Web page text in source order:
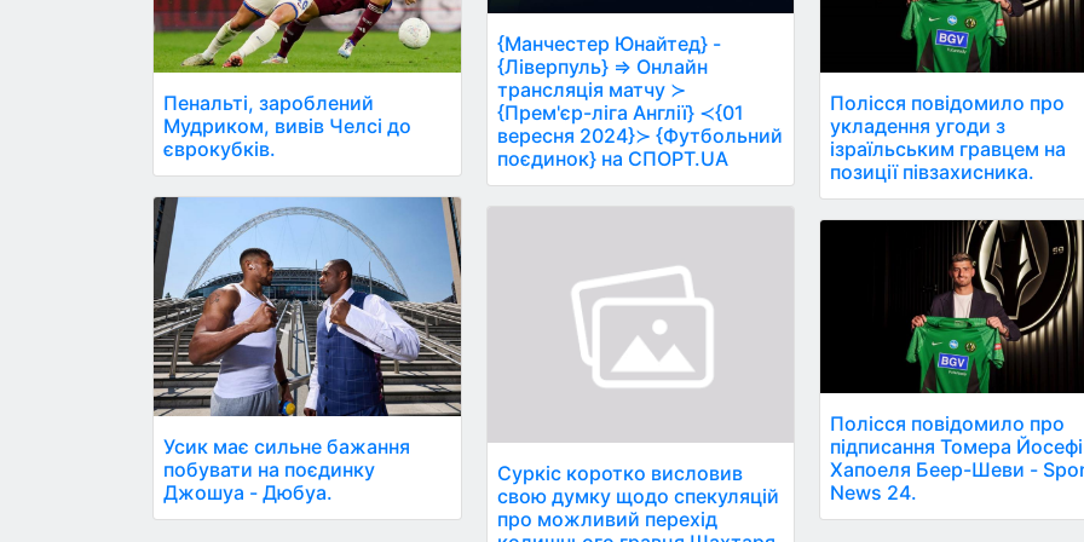
Пенальті, зароблений
Мудриком, вивів Челсі до
єврокубків.
Усик має сильне бажання
побувати на поєдинку
Джошуа - Дюбуа.
{Манчестер Юнайтед} -
{Ліверпуль} ⇒ Онлайн
трансляція матчу ≻
{Прем'єр-ліга Англії} ≺{01
вересня 2024}≻ {Футбольний
поєдинок} на СПОРТ.UA
Суркіс коротко висловив
свою думку щодо спекуляцій
про можливий перехід
Полісся повідомило про
укладення угоди з
ізраїльським гравцем на
позиції півзахисника.
Полісся повідомило про
підписання Томера
Хапоеля Беер-Шеви -
News 24.